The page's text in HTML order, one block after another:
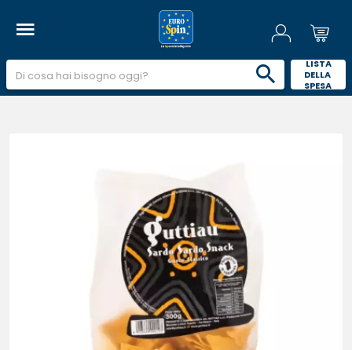
LISTA
DELLA
SPESA